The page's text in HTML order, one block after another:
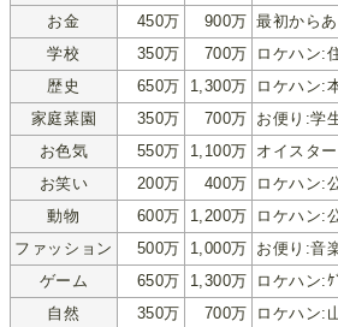
お金
450万 900万 最初から
学校
350万 700万
ロケハン:
歴史
650万 1,300万
ロケハン:
家庭菜園
350万 700万 お便り:学
お色気
550万 1,100万 オイスタ
お笑い
200万 400万
ロケハン:
動物
600万 1,200万
ロケハン:
ファッション
500万 1,000万 お便り:音
ゲーム
650万 1,300万
ロケハン:
自然
350万 700万
ロケハン: